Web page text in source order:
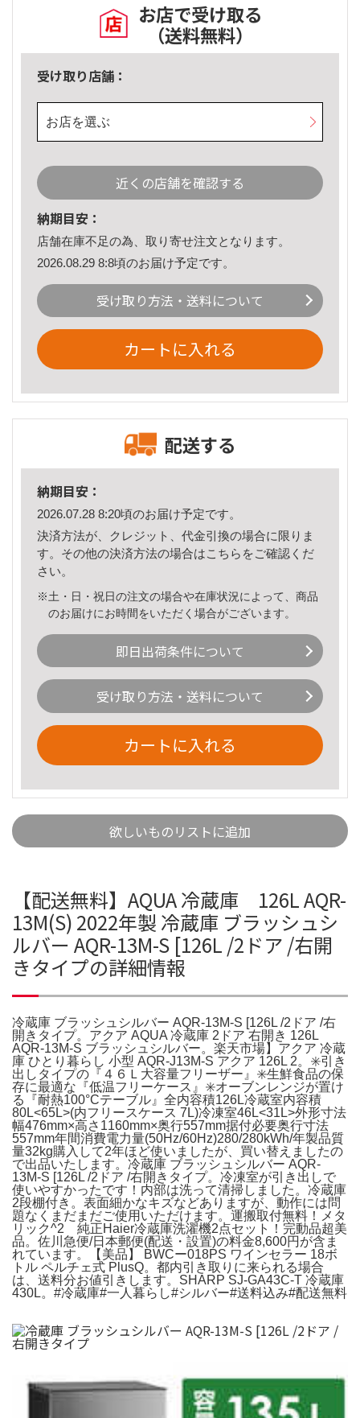
お店で受け取る
（送料無料）
受け取り店舗：
お店を選ぶ
近くの店舗を確認する
納期目安：
店舗在庫不足の為、取り寄せ注文となります。
2026.08.29 8:8頃のお届け予定です。
受け取り方法・送料について
カートに入れる
配送する
納期目安：
2026.07.28 8:20頃のお届け予定です。
決済方法が、クレジット、代金引換の場合に限りま
す。その他の決済方法の場合はこちら をご確認くだ
さい。
※土・日・祝日の注文の場合や在庫状況によって、商品
のお届けにお時間をいただく場合がございます。
即日出荷条件について
受け取り方法・送料について
カートに入れる
欲しいものリストに追加
【配送無料】AQUA 冷蔵庫 126L AQR-
13M(S) 2022年製 冷蔵庫 ブラッシュシ
ルバー AQR-13M-S [126L /2ドア /右開
きタイプの詳細情報
冷蔵庫 ブラッシュシルバー AQR-13M-S [126L /2ドア /右
開きタイプ。アクア AQUA 冷蔵庫 2ドア 右開き 126L
AQR-13M-S ブラッシュシルバー。楽天市場】アクア 冷蔵
庫 ひとり暮らし 小型 AQR-J13M-S アクア 126L 2。✳️引き
出しタイプの『４６Ｌ大容量フリーザー』✳️生鮮食品の保
存に最適な『低温フリーケース』✳️オーブンレンジが置け
る『耐熱100°Cテーブル』全内容積126L冷蔵室内容積
80L<65L>(内フリースケース 7L)冷凍室46L<31L>外形寸法
幅476mm×高さ1160mm×奥行557mm据付必要奥行寸法
557mm年間消費電力量(50Hz/60Hz)280/280kWh/年製品質
量32kg購入して2年ほど使いましたが、買い替えましたの
で出品いたします。冷蔵庫 ブラッシュシルバー AQR-
13M-S [126L /2ドア /右開きタイプ。冷凍室が引き出しで
使いやすかったです！内部は洗って清掃しました。冷蔵庫
2段棚付き。表面細かなキズなどありますが、動作には問
題なくまだまだご使用いただけます。運搬取付無料！メタ
リック^2 純正Haier冷蔵庫洗濯機2点セット！完動品超美
品。佐川急便/日本郵便(配送・設置)の料金8,600円が含ま
れています。【美品】 BWCー018PS ワインセラー 18ボ
トル ペルチェ式 PlusQ。都内引き取りに来られる場合
は、送料分お値引きします。SHARP SJ-GA43C-T 冷蔵庫
430L。#冷蔵庫#一人暮らし#シルバー#送料込み#配送無料